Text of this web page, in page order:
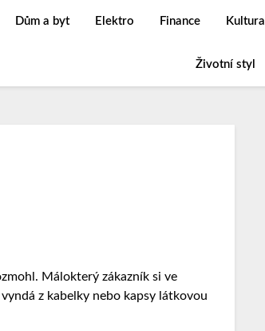
Dům a byt Elektro Finance Kultura
Životní styl
Málokterý zákazník si ve
vyndáz kabelky nebo kapsy látkovou